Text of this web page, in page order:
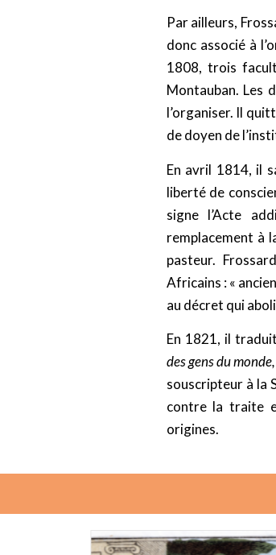
Par ailleurs,
donc associé à
1808, trois
Montauban. Les
l’organiser. Il
de doyen de
En avril 1814, il
liberté de
signe l’Acte
remplacement à
pasteur.
Africains : «
au décret qui
En 1821, il
des gens du
souscripteur à la
contre la traite
origines.